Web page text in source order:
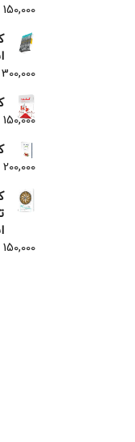
150,000
300,000
150,000
200,000
150,000